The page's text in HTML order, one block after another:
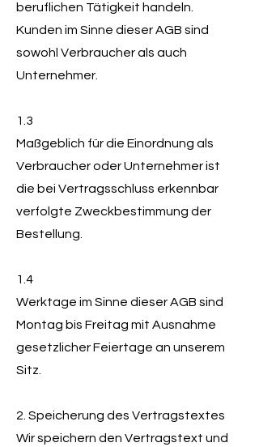
beruflichen Tätigkeit handeln.
Kunden im Sinne dieser AGB sind
sowohl Verbraucher als auch
Unternehmer.
1.3
Maßgeblich für die Einordnung als
Verbraucher oder Unternehmer ist
die bei Vertragsschluss erkennbar
verfolgte Zweckbestimmung der
Bestellung.
1.4
Werktage im Sinne dieser AGB sind
Montag bis Freitag mit Ausnahme
gesetzlicher Feiertage an unserem
Sitz.
2. Speicherung des Vertragstextes
Wir speichern den Vertragstext und